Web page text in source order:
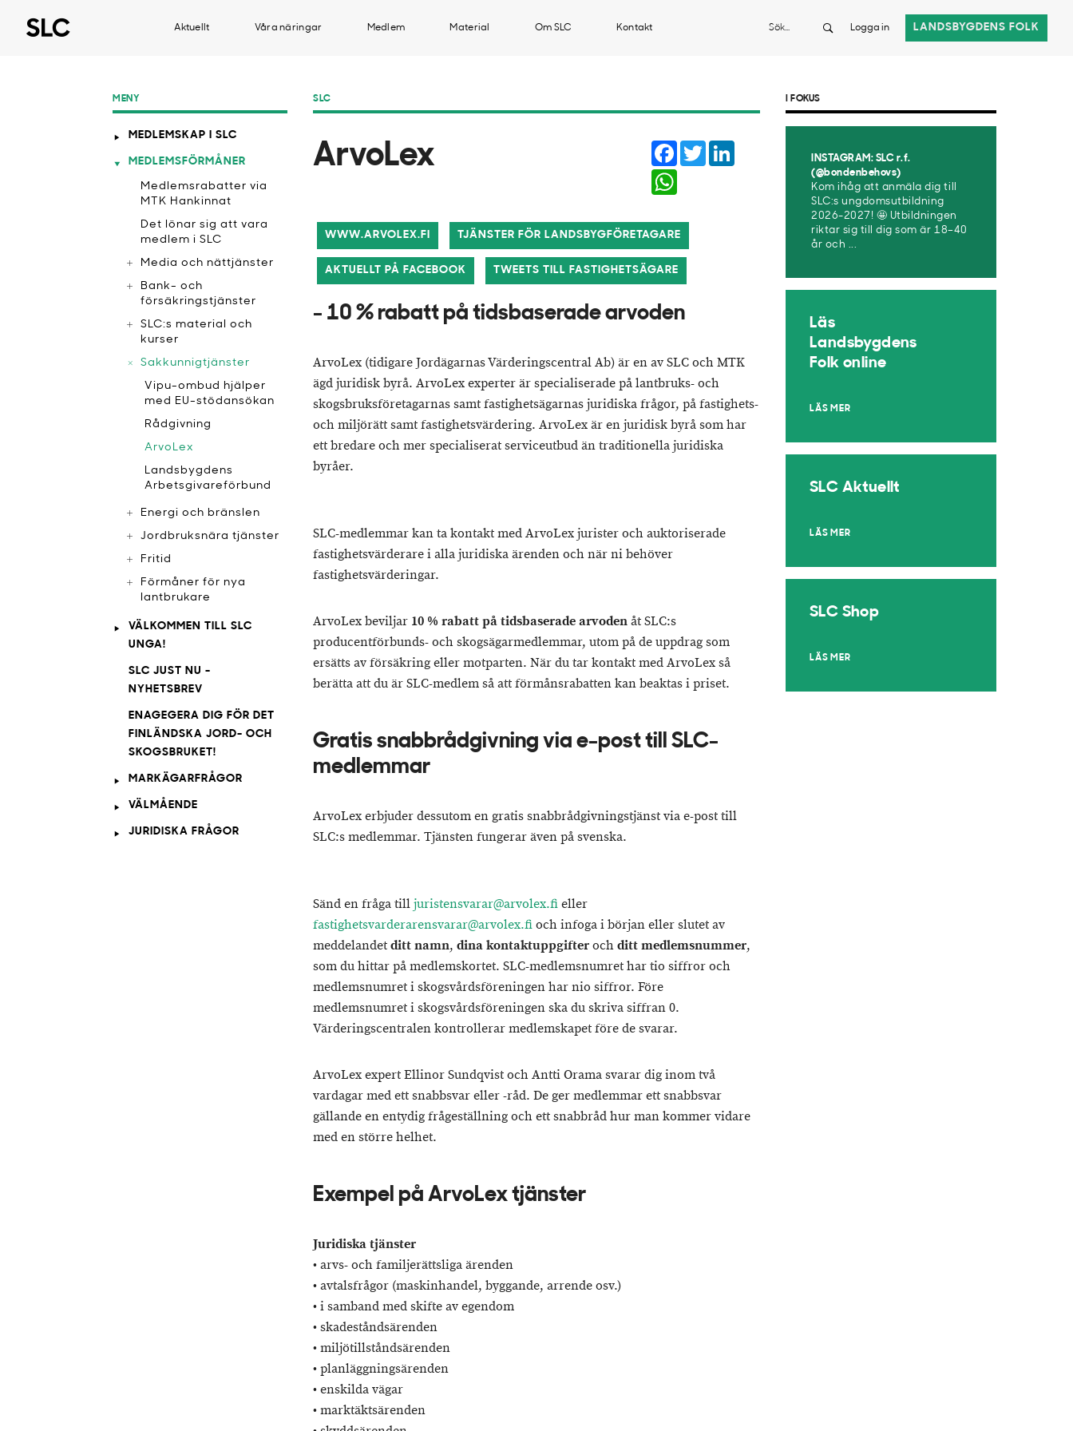
Aktuellt Våra näringar Medlem Material Om SLC Kontakt Sök Logga in LANDSBYGDENS FOLK
SLC
ArvoLex Facebook
Twitter
WWW.ARVOLEX.FI TJÄNSTER FÖR LANDSBYGFÖRETAGARE
AKTUELLT PÅ FACEBOOK TWEETS TILL FASTIGHETSÄGARE
- 10 % rabatt på tidsbaserade arvoden
ArvoLex (tidigare Jordägarnas Värderingscentral Ab) är en av SLC och MTK
ägd juridisk byrå. ArvoLex experter är specialiserade på lantbruks- och
skogsbruksföretagarnas samt fastighetsägarnas juridiska frågor, på fastighets-
och miljörätt samt fastighetsvärdering. ArvoLex är en juridisk byrå som har
ett bredare och mer specialiserat serviceutbud än traditionella juridiska
byråer.
SLC-medlemmar kan ta kontakt med ArvoLex jurister och auktoriserade
fastighetsvärderare i alla juridiska ärenden och när ni behöver
fastighetsvärderingar.
ArvoLex beviljar 10 % rabatt på tidsbaserade arvodenåt SLC:s
producentförbunds- och skogsägarmedlemmar, utom på de uppdrag som
ersätts av försäkring eller motparten. När du tar kontakt med ArvoLex så
berätta att du är SLC-medlem så att förmånsrabatten kan beaktas i priset.
Gratis snabbrådgivning via e-post till SLC-
medlemmar
ArvoLex erbjuder dessutom en gratis snabbrådgivningstjänst via e-post till
SLC:s medlemmar. Tjänsten fungerar även på svenska.
Sänd en fråga tilljuristensvarar@arvolex.fieller
fastighetsvarderarensvarar@arvolex.fioch infoga i början eller slutet av
meddelandetditt namn, dina kontaktuppgifterochditt medlemsnummer,
som du hittar på medlemskortet. SLC-medlemsnumret har tio siffror och
medlemsnumret i skogsvårdsföreningen har nio siffror. Före
medlemsnumret i skogsvårdsföreningen ska du skriva siffran 0.
Värderingscentralen kontrollerar medlemskapet före de svarar.
ArvoLex expert Ellinor Sundqvist och Antti Orama svarar dig inom två
vardagar med ett snabbsvar eller -råd. De ger medlemmar ett snabbsvar
gällande en entydig frågeställning och ett snabbråd hur man kommer vidare
med en större helhet.
Exempel på ArvoLex tjänster
Juridiska tjänster
• arvs- och familjerättsliga ärenden
• avtalsfrågor (maskinhandel, byggande, arrende osv.)
• i samband med skifte av egendom
• skadeståndsärenden
• miljötillståndsärenden
• planläggningsärenden
• enskilda vägar
• marktäktsärenden
MENY
MEDLEMSKAP I SLC
MEDLEMSFÖRMÅNER
Medlemsrabatter via
MTK Hankinnat
​Det lönar sig att vara
medlem i SLC
Media och nättjänster
Bank- och
försäkringstjänster
SLC:s material och
kurser
Sakkunnigtjänster
Vipu-ombud hjälper
med EU-stödansökan
Rådgivning
ArvoLex
​Landsbygdens
Arbetsgivareförbund
Energi och bränslen
Jordbruksnära tjänster
Fritid
Förmåner för nya
lantbrukare
VÄLKOMMEN TILL SLC
UNGA!
SLC JUST NU -
NYHETSBREV
ENAGEGERA DIG FÖR DET
FINLÄNDSKA JORD- OCH
SKOGSBRUKET!
MARKÄGARFRÅGOR
VÄLMÅENDE
JURIDISKA FRÅGOR
I FOKUS
INSTAGRAM: SLC r.f.
(@bondenbehovs)
Kom ihåg att anmäla dig till
SLC:s ungdomsutbildning
2026-2027! 🤩 Utbildningen
riktar sig till dig som är 18–40
år och ...
Läs
Landsbygdens
Folk online
LÄS MER
SLC Aktuellt
LÄS MER
SLC Shop
LÄS MER